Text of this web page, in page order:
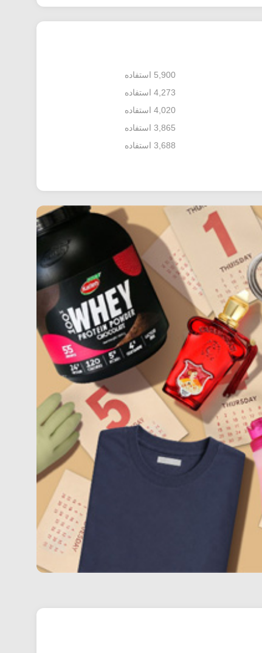
5,900 استفاده
4,273 استفاده
4,020 استفاده
3,865 استفاده
3,688 استفاده